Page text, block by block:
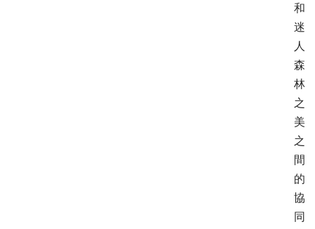
和
迷
人
森
林
之
美
之
間
的
協
同